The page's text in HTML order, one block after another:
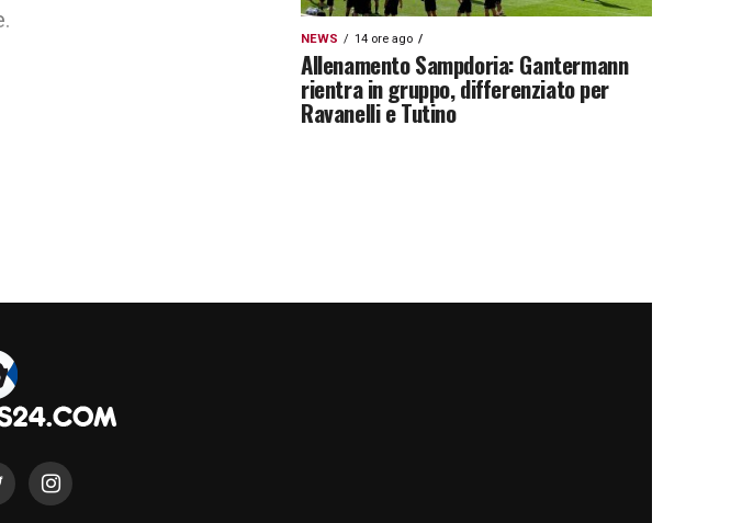
NEWS 14 ore ago
Allenamento Sampdoria: Gantermann
rientra in gruppo, differenziato per
Ravanelli e Tutino